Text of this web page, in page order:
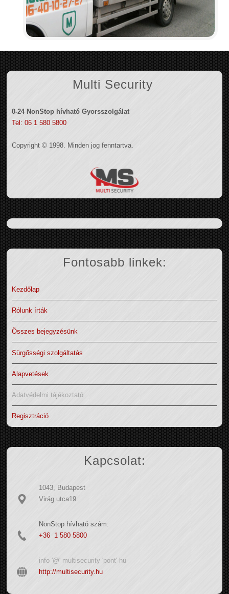
Multi Security
0-24 NonStop hívható Gyorsszolgálat
Tel: 06 1 580 5800
Copyright © 1998. Minden jog fenntartva.
Fontosabb linkek:
Kezdőlap
Rólunk írták
Összes bejegyzésünk
Sürgősségi szolgáltatás
Alapvetések
Adatvédelmi tájékoztató
Regisztráció
Kapcsolat:
1043, Budapest
Virág utca19.
NonStop hívható szám:
+36 1 580 5800
info '@' multisecurity 'pont' hu
http://multisecurity.hu